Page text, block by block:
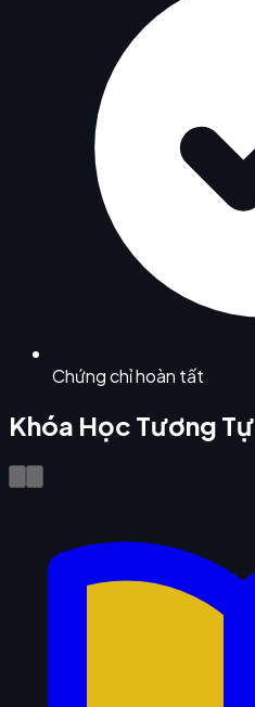
Chứng chỉ hoàn tất
Khóa Học Tương Tự